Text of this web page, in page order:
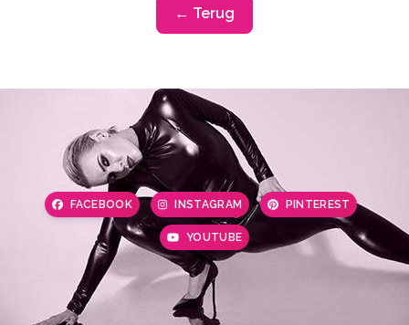
← Terug
FACEBOOK INSTAGRAM PINTEREST
YOUTUBE